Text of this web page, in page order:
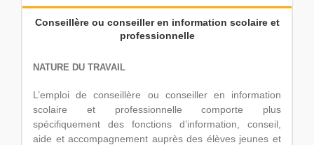
Conseillère ou conseiller en information scolaire et
professionnelle
NATURE DU TRAVAIL
L’emploi de conseillère ou conseiller en information
scolaire et professionnelle comporte plus
spécifiquement des fonctions d’information, conseil,
aide et accompagnement auprès des élèves jeunes et